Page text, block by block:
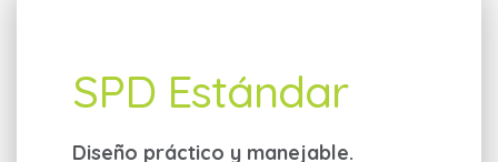
SPD Estándar
Diseño práctico y manejable.